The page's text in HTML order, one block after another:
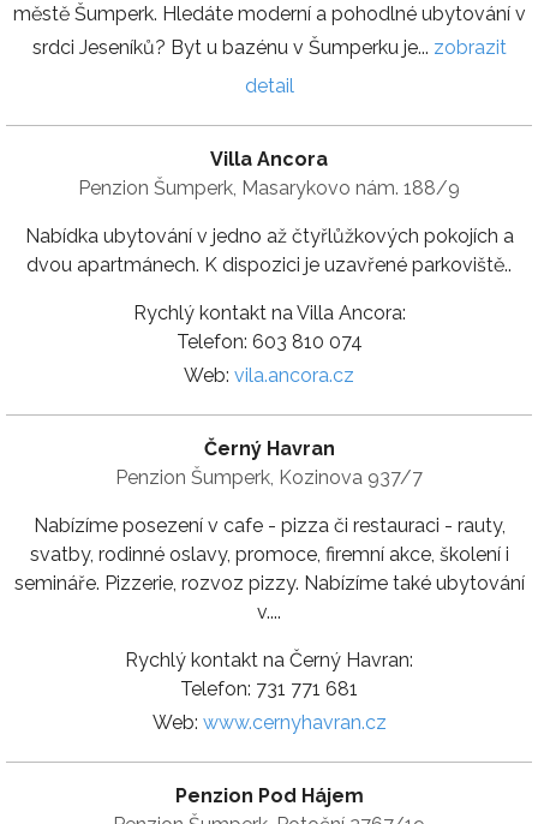
městě Šumperk. Hledáte moderní a pohodlné ubytování v
srdci Jeseníků? Byt u bazénu v Šumperku je... zobrazit
detail
Villa Ancora
Penzion Šumperk, Masarykovo nám. 188/9
Nabídka ubytování v jedno až čtyřlůžkových pokojích a
dvou apartmánech. K dispozici je uzavřené parkoviště..
Rychlý kontakt na Villa Ancora:
Telefon: 603 810 074
Web: vila.ancora.cz
Černý Havran
Penzion Šumperk, Kozinova 937/7
Nabízíme posezení v cafe - pizza či restauraci - rauty,
svatby, rodinné oslavy, promoce, firemní akce, školení i
semináře. Pizzerie, rozvoz pizzy. Nabízíme také ubytování
v....
Rychlý kontakt na Černý Havran:
Telefon: 731 771 681
Web: www.cernyhavran.cz
Penzion Pod Hájem